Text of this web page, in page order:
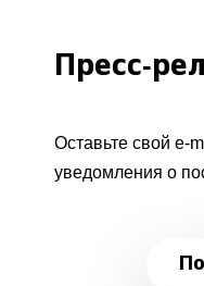
Пресс-
Оставьте свой e-
уведомления о